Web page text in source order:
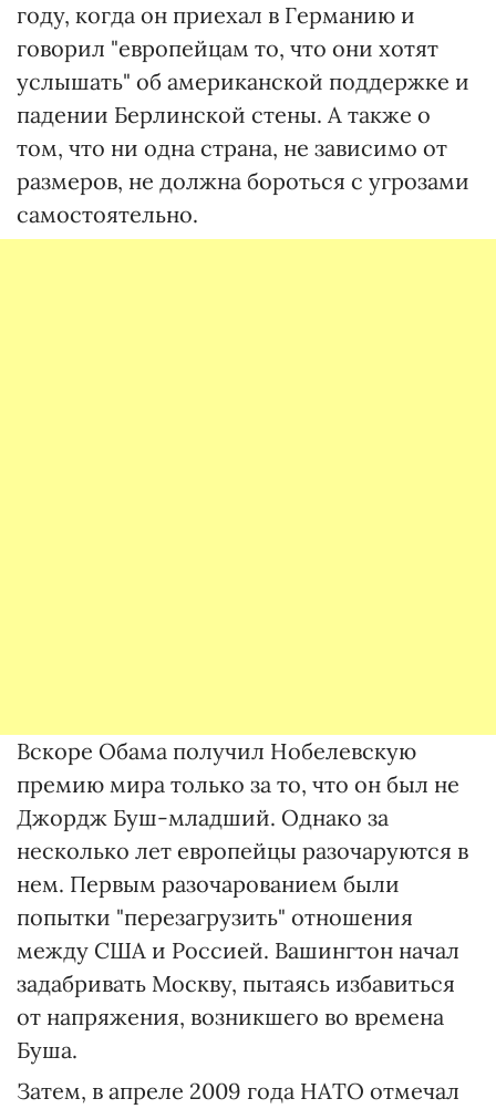
году, когда он приехал в Германию и
говорил "европейцам то, что они хотят
услышать" об американской поддержке и
падении Берлинской стены. А также о
том, что ни одна страна, не зависимо от
размеров, не должна бороться с угрозами
самостоятельно.
Вскоре Обама получил Нобелевскую
премию мира только за то, что он был не
Джордж Буш-младший. Однако за
несколько лет европейцы разочаруются в
нем. Первым разочарованием были
попытки "перезагрузить" отношения
между США и Россией. Вашингтон начал
задабривать Москву, пытаясь избавиться
от напряжения, возникшего во времена
Буша.
Затем, в апреле 2009 года НАТО отмечал